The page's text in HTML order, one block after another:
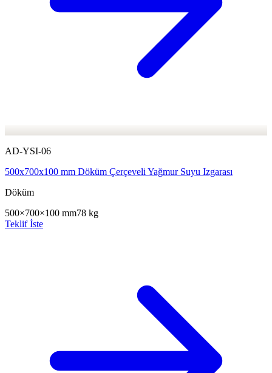
AD-YSI-06
500x700x100 mm Döküm Çerçeveli Yağmur Suyu Izgarası
Döküm
500×700×100 mm78 kg
Teklif İste